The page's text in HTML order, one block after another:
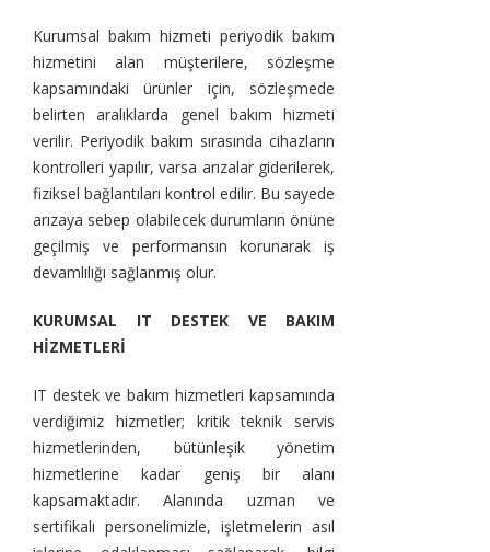
Kurumsal bakım hizmeti periyodik bakım
hizmetini alan müşterilere, sözleşme
kapsamındaki ürünler için, sözleşmede
belirten aralıklarda genel bakım hizmeti
verilir. Periyodik bakım sırasında cihazların
kontrolleri yapılır, varsa arızalar giderilerek,
fiziksel bağlantıları kontrol edilir. Bu sayede
arızaya sebep olabilecek durumların önüne
geçilmiş ve performansın korunarak iş
devamlılığı sağlanmış olur.
KURUMSAL IT DESTEK VE BAKIM
HİZMETLERİ
IT destek ve bakım hizmetleri kapsamında
verdiğimiz hizmetler; kritik teknik servis
hizmetlerinden, bütünleşik yönetim
hizmetlerine kadar geniş bir alanı
kapsamaktadır. Alanında uzman ve
sertifikalı personelimizle, işletmelerin asıl